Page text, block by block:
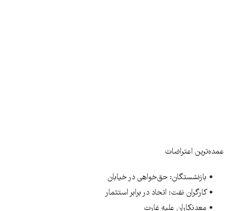
عمده‌ترین اعتراضات
• بازنشستگان: حق‌خواهی در خیابان
• کارگران نفت: اتحاد در برابر استثمار
• معدنکاران علیه غارت